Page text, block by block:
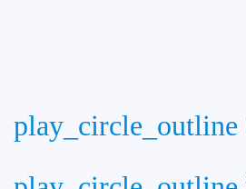
play_circle_outline